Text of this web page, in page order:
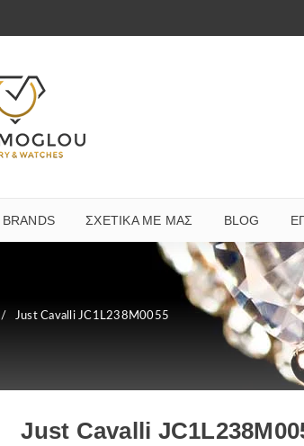
BRANDS ΣΧΕΤΙΚΆ ΜΕ ΜΑΣ BLOG
/ Just Cavalli JC1L238M0055
Just Cavalli